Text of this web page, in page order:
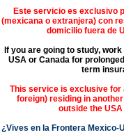
Este servicio es exclusivo
(mexicana o extranjera) con
domicilio fuera de
If you are going to study,
USA or Canada for
term
This service is exclusive for
foreign) residing in
outside the
¿Vives en la Frontera Mexico-